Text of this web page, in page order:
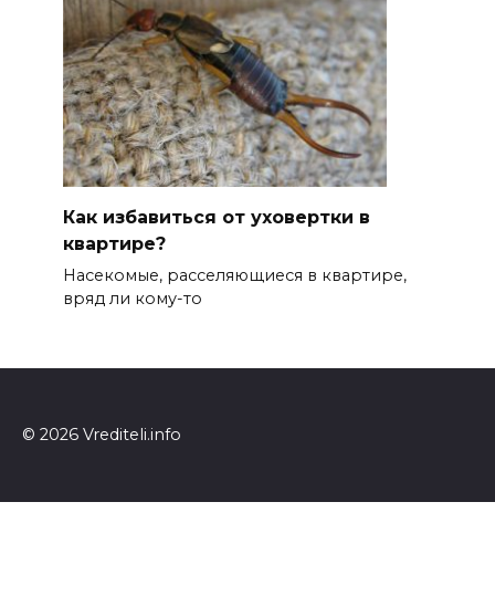
Как избавиться от уховертки в
квартире?
Насекомые, расселяющиеся в квартире,
вряд ли кому-то
© 2026 Vrediteli.info